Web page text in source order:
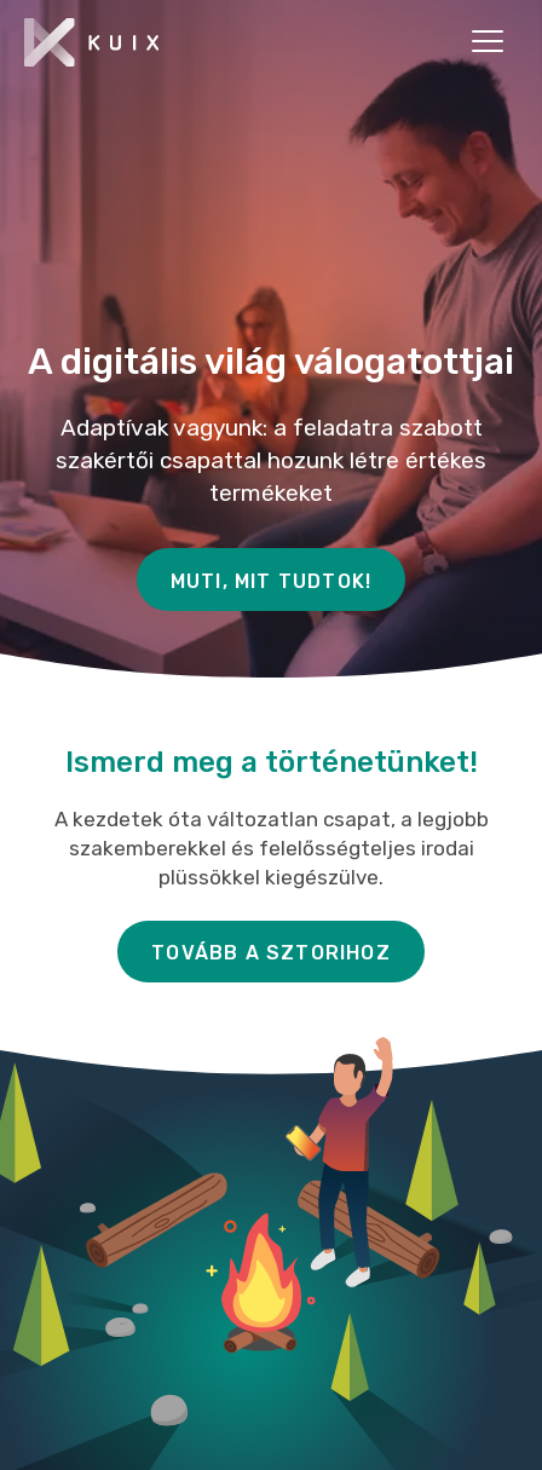
A digitális világ válogatottjai
Adaptívak vagyunk: a feladatra szabott
szakértői csapattal hozunk létre értékes
termékeket
MUTI, MIT TUDTOK!
Ismerd meg a történetünket!
A kezdetek óta változatlan csapat, a legjobb
szakemberekkel és felelősségteljes irodai
plüssökkel kiegészülve.
TOVÁBB A SZTORIHOZ